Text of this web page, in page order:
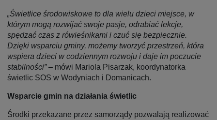
„Świetlice środowiskowe to dla wielu dzieci miejsce, w
którym mogą rozwijać swoje pasje, odrabiać lekcje,
spędzać czas z rówieśnikami i czuć się bezpiecznie.
Dzięki wsparciu gminy, możemy tworzyć przestrzeń, która
wspiera dzieci w codziennym rozwoju i daje im poczucie
stabilności” – mówi Mariola Pisarzak, koordynatorka
świetlic SOS w Wodyniach i Domanicach.
Wsparcie gmin na działania świetlic
Środki przekazane przez samorządy pozwalają realizować